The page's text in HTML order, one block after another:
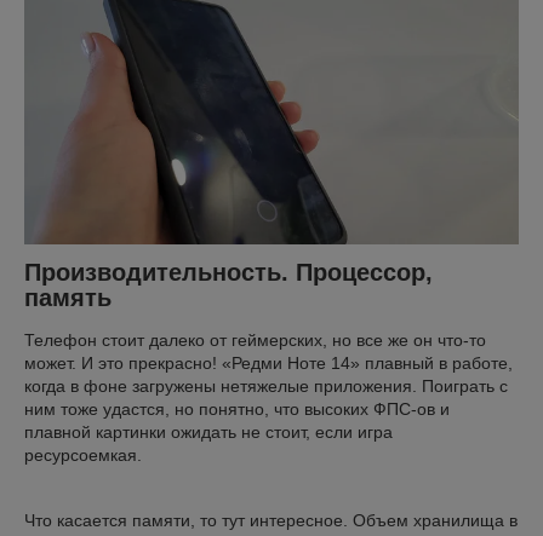
Производительность. Процессор,
память
Телефон стоит далеко от геймерских, но все же он что-то
может. И это прекрасно! «Редми Ноте 14» плавный в работе,
когда в фоне загружены нетяжелые приложения. Поиграть с
ним тоже удастся, но понятно, что высоких ФПС-ов и
плавной картинки ожидать не стоит, если игра
ресурсоемкая.
Что касается памяти, то тут интересное. Объем хранилища в